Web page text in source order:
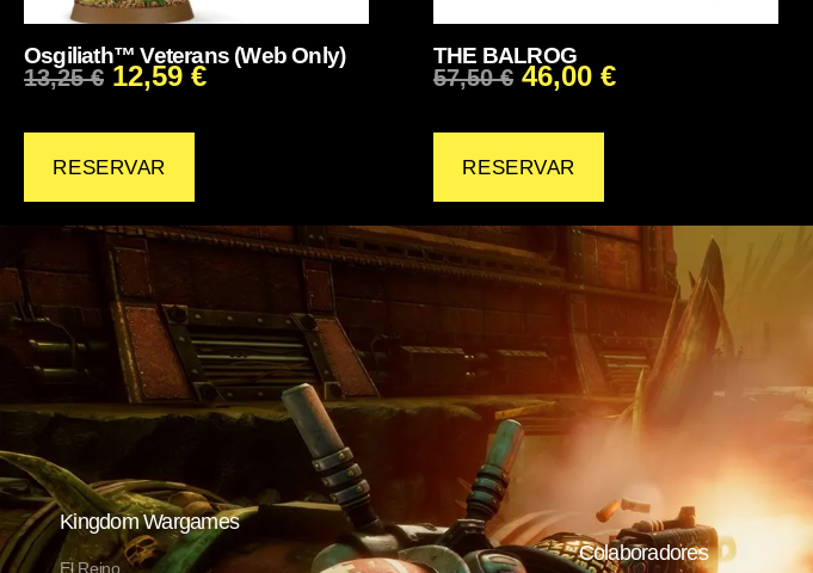
Osgiliath™ Veterans (Web Only)
13,25€ 12,59 €
RESERVAR
THE BALROG
57,50€ 46,00 €
RESERVAR
Kingdom Wargames
El Reino
Colaboradores